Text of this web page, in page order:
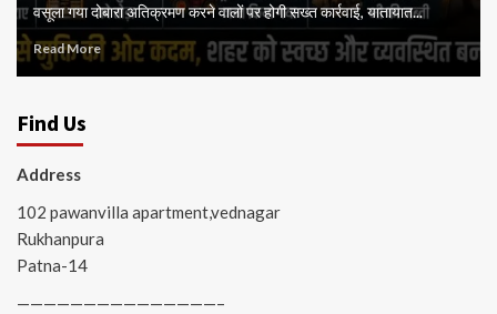
वसूला गया दोबारा अतिक्रमण करने वालों पर होगी सख्त कार्रवाई, यातायात...
Read More
Find Us
Address
102 pawanvilla apartment,vednagar
Rukhanpura
Patna-14
———————————————–